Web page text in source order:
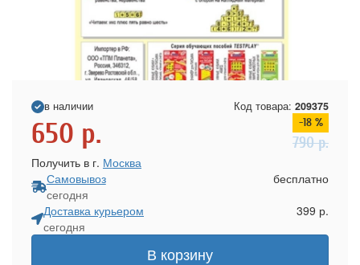
в наличии Код товара: 209375
650 р. -18 %
790р.
Получить в г. Москва
Самовывоз
сегодня
бесплатно
Доставка курьером
сегодня
399 р.
В корзину